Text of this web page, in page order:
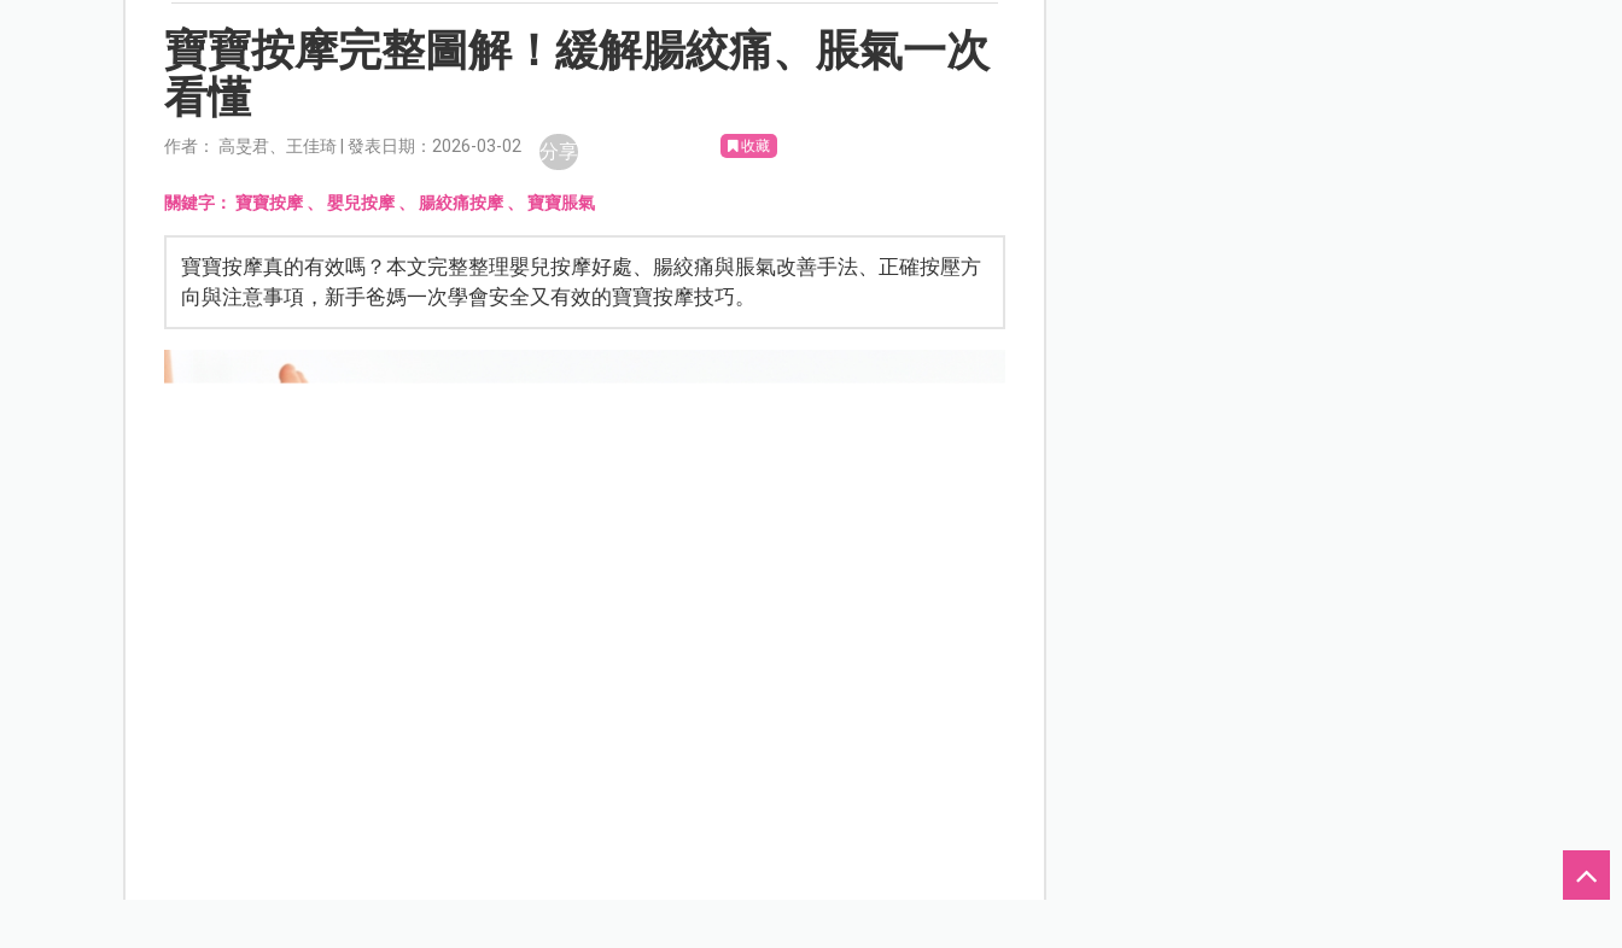
寶寶按摩完整圖解！緩解腸絞痛、脹氣一次
看懂
作者： 高旻君、王佳琦 | 發表日期：2026-03-02 分享 收藏
關鍵字：寶寶按摩 、嬰兒按摩 、 腸絞痛按摩 、寶寶脹氣
寶寶按摩真的有效嗎？本文完整整理嬰兒按摩好處、腸絞痛與脹氣改善手法、正確按壓方
向與注意事項，新手爸媽一次學會安全又有效的寶寶按摩技巧。